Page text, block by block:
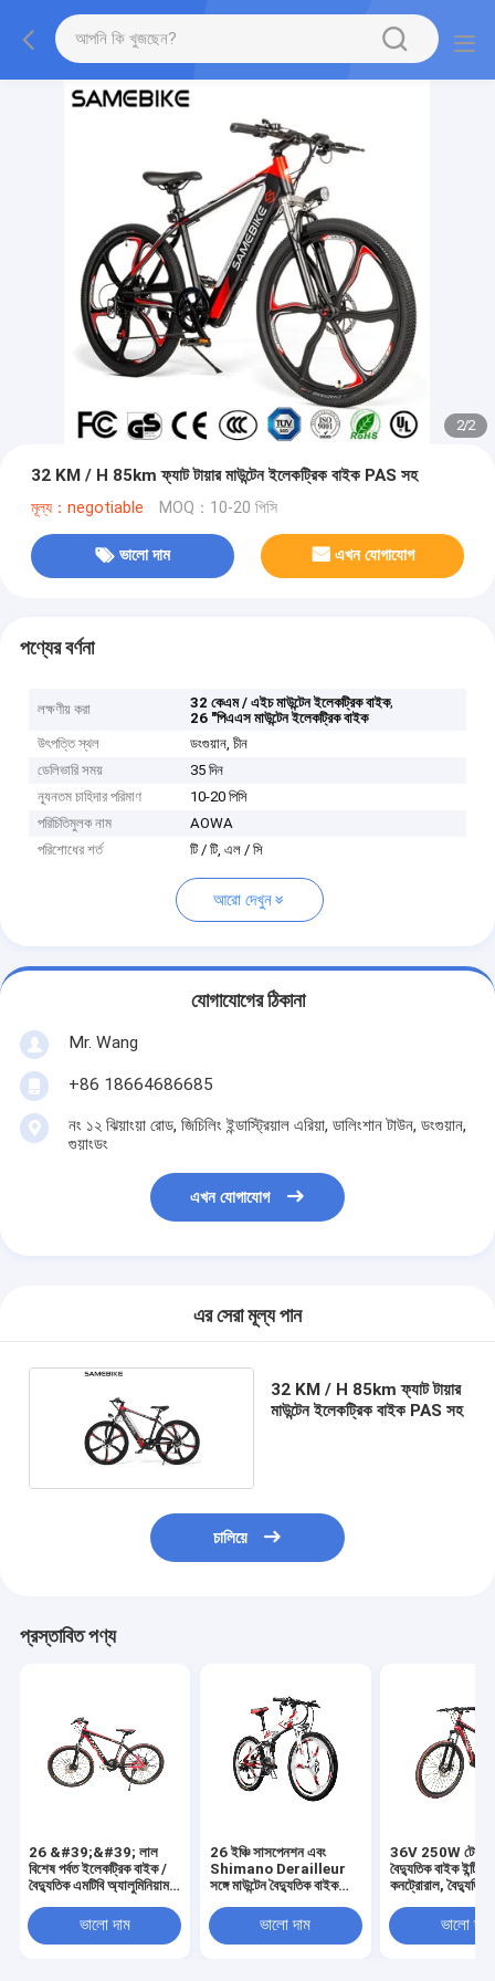
2/2
32 KM / H 85km ফ্যাট টায়ার মাউন্টেন ইলেকট্রিক বাইক PAS সহ
মূল্য：negotiable MOQ：10-20 পিসি
ভালো দাম এখন যোগাযোগ
পণ্যের বর্ণনা
লক্ষণীয় করা 32 কেএম / এইচ মাউন্টেন ইলেকট্রিক বাইক,
26 "পিএএস মাউন্টেন ইলেকট্রিক বাইক
উৎপত্তি স্থল
ডংগুয়ান, চীন
ডেলিভারি সময়
35 দিন
ন্যূনতম চাহিদার পরিমাণ
10-20 পিসি
পরিচিতিমুলক নাম
AOWA
পরিশোধের শর্ত
টি / টি, এল / সি
আরো দেখুন
যোগাযোগের ঠিকানা
Mr. Wang
+86 18664686685
নং ১২ ঝিয়াংয়া রোড, জিচিলিং ইন্ডাস্ট্রিয়াল এরিয়া, ডালিংশান টাউন, ডংগুয়ান,
গুয়াংডং
এখন যোগাযোগ
এর সেরা মূল্য পান
32 KM / H 85km ফ্যাট টায়ার
মাউন্টেন ইলেকট্রিক বাইক PAS সহ
চালিয়ে
প্রস্তাবিত পণ্য
26 &#39;&#39; লাল
বিশেষ পর্বত ইলেকট্রিক বাইক /
বৈদ্যুতিক এমটিবি অ্যালুমিনিয়াম
ভালো দাম
26 ইঞ্চি সাসপেনশন এবং
Shimano Derailleur
সঙ্গে মাউন্টেন বৈদ্যুতিক বাইক
ভালো দাম
36V 250W টেকসই
বৈদ্যুতিক বাইক
কনট্রোরাল, বৈদ্যুতিক
ভালো দাম